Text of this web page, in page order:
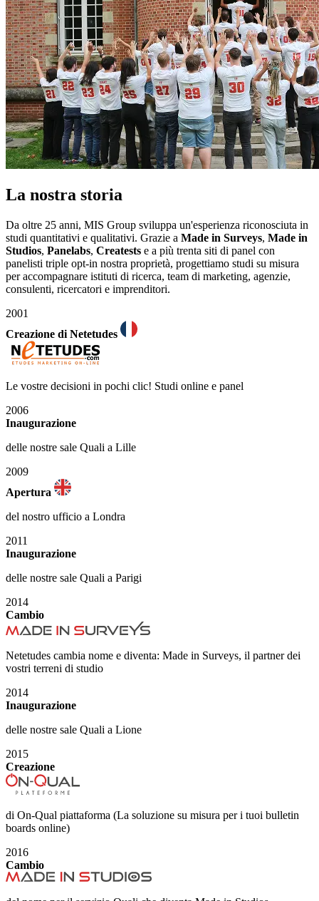
La nostra storia
Da oltre 25 anni, MIS Group sviluppa un'esperienza riconosciuta in
studi quantitativi e qualitativi. Grazie a Made in Surveys, Made in
Studios, Panelabs, Creatests e a più trenta siti di panel con
panelisti triple opt-in nostra proprietà, progettiamo studi su misura
per accompagnare istituti di ricerca, team di marketing, agenzie,
consulenti, ricercatori e imprenditori.
2001
Creazione di Netetudes
Le vostre decisioni in pochi clic! Studi online e panel
2006
Inaugurazione
delle nostre sale Quali a Lille
2009
Apertura
del nostro ufficio a Londra
2011
Inaugurazione
delle nostre sale Quali a Parigi
2014
Cambio
Netetudes cambia nome e diventa: Made in Surveys, il partner dei
vostri terreni di studio
2014
Inaugurazione
delle nostre sale Quali a Lione
2015
Creazione
di On-Qual piattaforma (La soluzione su misura per i tuoi bulletin
boards online)
2016
Cambio